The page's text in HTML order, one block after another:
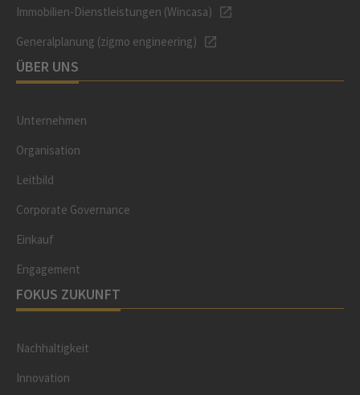
Immobilien-Dienstleistungen (Wincasa)
Generalplanung (zigmo engineering)
ÜBER UNS
Unternehmen
Organisation
Leitbild
Corporate Governance
Einkauf
Engagement
FOKUS ZUKUNFT
Nachhaltigkeit
Innovation